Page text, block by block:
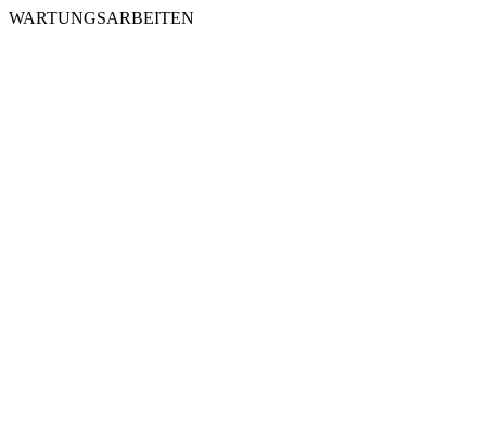
WARTUNGSARBEITEN